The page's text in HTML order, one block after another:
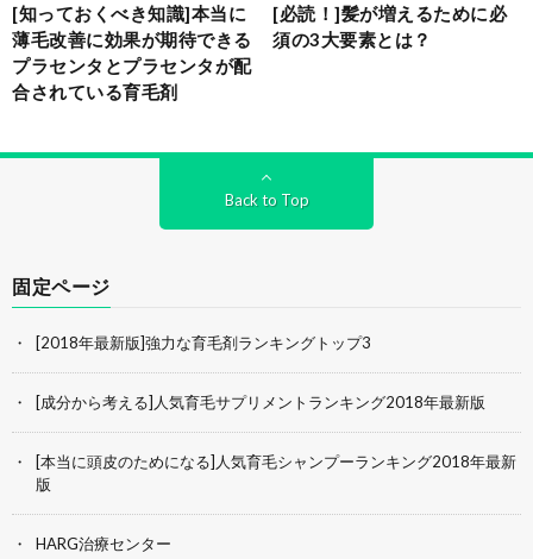
[知っておくべき知識]本当に
薄毛改善に効果が期待できる
プラセンタとプラセンタが配
合されている育毛剤
[必読！]髪が増えるために必
須の3大要素とは？
Back to Top
固定ページ
[2018年最新版]強力な育毛剤ランキングトップ3
[成分から考える]人気育毛サプリメントランキング2018年最新版
[本当に頭皮のためになる]人気育毛シャンプーランキング2018年最新
版
HARG治療センター